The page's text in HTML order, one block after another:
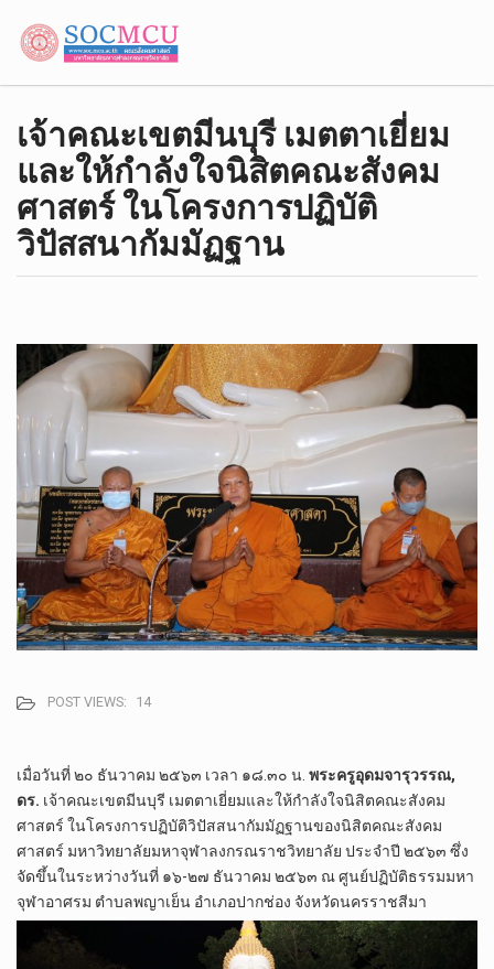
เจ้าคณะ​เขต​มีนบุรี​ เมตตา​เยี่ยม
และให้กำลังใจ​นิสิต​คณะ​สังคม​
ศาสตร์​ ใน​โครงการ​ปฏิบัติ​
วิปัสสนา​กัมมัฏฐาน
POST VIEWS: 14
เมื่อวันที่​ ๒๐​ ธันวาคม​ ๒๕​๖​๓​ เวลา​ ๑๘.๓๐​ น.​ พระครู​อุดม​จารุ​วรรณ,
ดร. ​ เจ้าคณะ​เขต​มีนบุรี​ เมตตา​เยี่ยมและให้กำลังใจ​นิสิต​คณะ​สังคม​
ศาสตร์​ ใน​โครงการ​ปฏิบัติ​วิปัสสนา​กัมมัฏฐาน​ของ​นิสิต​คณะ​สังคม​
ศาสตร์​ มหา​วิทยาลัย​มหา​จุฬา​ลง​ก​รณ​ราช​วิทยาลัย​ ประจำปี​ ๒๕​๖​๓​ ซึ่ง​
จัดขึ้น​ใน​ระหว่างวันที่​ ๑๖-๒๗​ ธันวาคม​ ๒๕​๖​๓​ ณ​ ศูนย์​ปฏิบัติ​ธรรม​มหา​
จุฬา​อาศรม​ ตํา​บล​พญา​เย็น​ อําเภอ​ปากช่อง​ จังหวัด​นครราชสีมา